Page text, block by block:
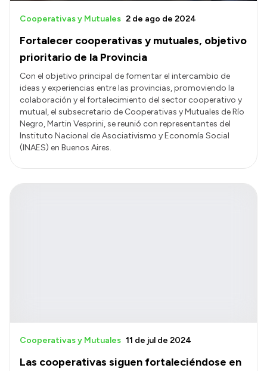
Fortalecer cooperativas y mutuales, objetivo
prioritario de la Provincia
Cooperativas y Mutuales 2 de ago de 2024
Con el objetivo principal de fomentar el intercambio de
ideas y experiencias entre las provincias, promoviendo la
colaboración y el fortalecimiento del sector cooperativo y
mutual, el subsecretario de Cooperativas y Mutuales de Río
Negro, Martin Vesprini, se reunió con representantes del
Instituto Nacional de Asociativismo y Economía Social
(INAES) en Buenos Aires.
Las cooperativas siguen fortaleciéndose en
Cooperativas y Mutuales 11 de jul de 2024